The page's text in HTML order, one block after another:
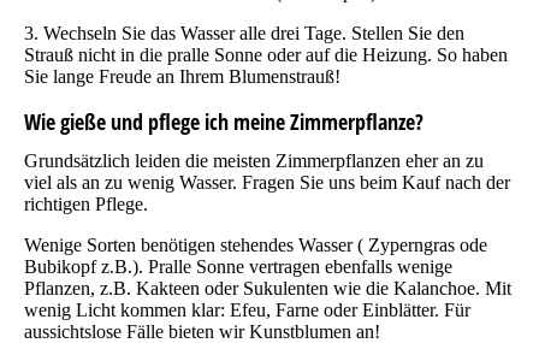
3. Wechseln Sie das Wasser alle drei Tage. Stellen Sie den
Strauß nicht in die pralle Sonne oder auf die Heizung. So haben
Sie lange Freude an Ihrem Blumenstrauß!
Wie gieße und pflege ich meine Zimmerpflanze?
Grundsätzlich leiden die meisten Zimmerpflanzen eher an zu
viel als an zu wenig Wasser. Fragen Sie uns beim Kauf nach der
richtigen Pflege.
Wenige Sorten benötigen stehendes Wasser ( Zyperngras ode
Bubikopf z.B.). Pralle Sonne vertragen ebenfalls wenige
Pflanzen, z.B. Kakteen oder Sukulenten wie die Kalanchoe. Mit
wenig Licht kommen klar: Efeu, Farne oder Einblätter. Für
aussichtslose Fälle bieten wir Kunstblumen an!